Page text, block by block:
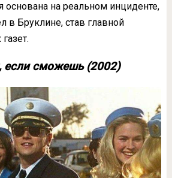
основана на реальном инциденте,
в Бруклине, став главной
если сможешь (2002)